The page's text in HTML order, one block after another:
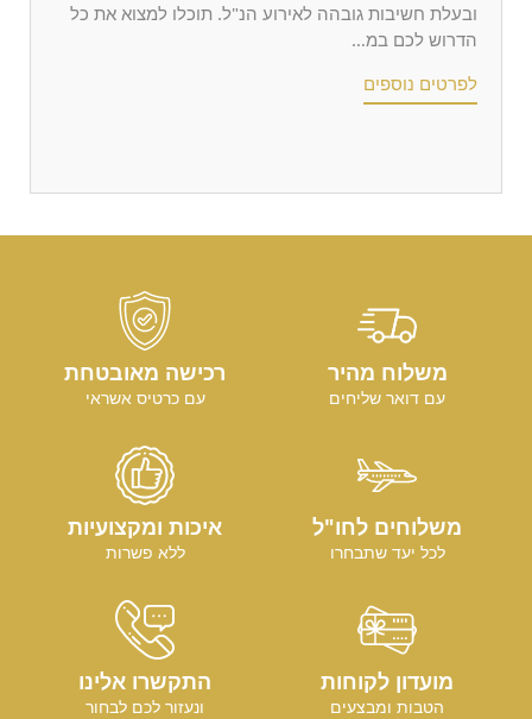
ובעלת חשיבות גובהה לאירוע הנ"ל. תוכלו למצוא את כל
הדרוש לכם במ…
לפרטים נוספים
משלוח מהיר
עם דואר שליחים
רכישה מאובטחת
עם כרטיס אשראי
משלוחים לחו"ל
לכל יעד שתבחרו
איכות ומקצועיות
ללא פשרות
מועדון לקוחות
הטבות ומבצעים
התקשרו אלינו
ונעזור לכם לבחור